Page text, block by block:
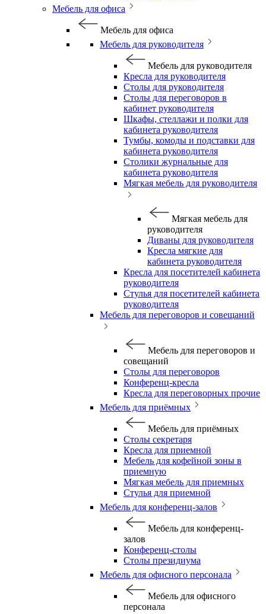
Мебель для офиса
Мебель для офиса
Мебель для руководителя
Мебель для руководителя
Кресла для руководителя
Столы для руководителя
Столы для переговоров в
кабинет руководителя
Шкафы, стеллажи и полки для
кабинета руководителя
Тумбы, комоды и подставки для
кабинета руководителя
Столики журнальные для
кабинета руководителя
Мягкая мебель для руководителя
Мягкая мебель для
руководителя
Диваны для руководителя
Кресла мягкие для
кабинета руководителя
Кресла для посетителей кабинета
руководителя
Стулья для посетителей кабинета
руководителя
Мебель для переговоров и совещаний
Мебель для переговоров и
совещаний
Столы для переговоров
Конференц-кресла
Кресла для переговорных прочие
Мебель для приёмных
Мебель для приёмных
Столы секретаря
Кресла для приемной
Мебель для кофейной зоны в
приемную
Мягкая мебель для приемных
Стулья для приемной
Мебель для конференц-залов
Мебель для конференц-
залов
Конференц-столы
Столы президиума
Мебель для офисного персонала
Мебель для офисного
персонала